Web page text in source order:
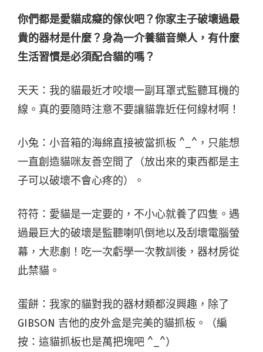
你們都是愛貓成癡的傢伙吧？你家主子破壞過最
貴的器材是什麼？身為一介養貓音樂人，有什麼
生活習慣是必須配合貓的嗎？
天天：我的貓最近才咬壞一副耳罩式監聽耳機的
線。真的要隨時注意不要讓貓靠近任何線材啊！
小兔：小音箱的海綿直接被當抓板 ^_^，只能想
一直創造貓咪友善空間了（放出來的東西都是主
子可以破壞不會心疼的）。
符符：愛貓是一定要的，不小心就養了四隻。遇
過最巨大的破壞是監聽喇叭倒地以及刮壞電腦螢
幕，大悲劇！吃一次虧學一次教訓後，器材房從
此禁貓。
蛋餅：我家的貓對我的器材類都沒興趣，除了
GIBSON 吉他的皮外盒是完美的貓抓板。（編
按：這貓抓板也是萬把塊吧 ^_^）